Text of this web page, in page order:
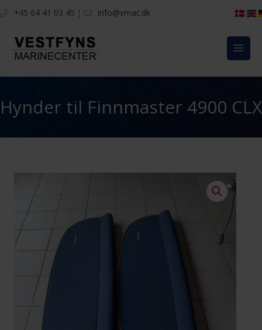
til
indholdet
+45 64 41 03 45 | info@vmac.dk
Hynder til Finnmaster 4900 CLX